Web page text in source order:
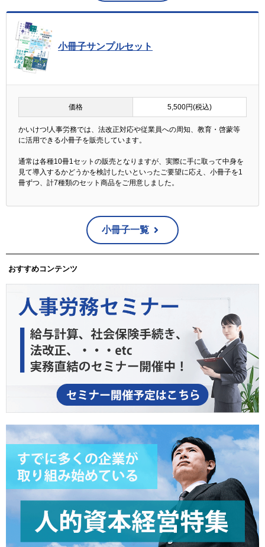
小冊子サンプルセット
価格 5,500円(税込)
かいけつ!人事労務では、法改正対応や従業員への周知、教育・啓蒙等
に活用できる小冊子を販売しています。
通常は各種10冊1セットの販売となりますが、実際に手に取って中身を
見て導入するかどうかを検討したいといったご要望に応え、小冊子を1
冊ずつ、計7種類のセット商品をご用意しました。
小冊子一覧
おすすめコンテンツ